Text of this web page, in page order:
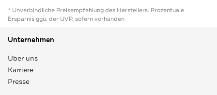
* Unverbindliche Preisempfehlung des Herstellers. Prozentuale
Ersparnis ggü. der UVP, sofern vorhanden
Unternehmen
Über uns
Karriere
Presse